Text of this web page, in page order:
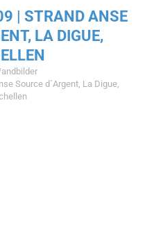
| STRAND ANSE
LA DIGUE,
Source d´Argent, La Digue,